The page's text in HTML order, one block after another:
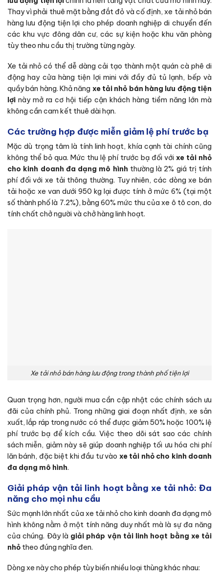
Thay vì phải thuê mặt bằng đắt đỏ và cố định, xe tải nhỏ bán
hàng lưu động tiện lợi cho phép doanh nghiệp di chuyển đến
các khu vực đông dân cư, các sự kiện hoặc khu văn phòng
tùy theo nhu cầu thị trường từng ngày.
Xe tải nhỏ có thể dễ dàng cải tạo thành một quán cà phê di
động hay cửa hàng tiện lợi mini với đầy đủ tủ lạnh, bếp và
quầy bán hàng. Khả năng xe tải nhỏ bán hàng lưu động tiện
lợi này mở ra cơ hội tiếp cận khách hàng tiềm năng lớn mà
không cần cam kết thuê dài hạn.
Các trường hợp được miễn giảm lệ phí trước bạ
Mặc dù trọng tâm là tính linh hoạt, khía cạnh tài chính cũng
không thể bỏ qua. Mức thu lệ phí trước bạ đối với xe tải nhỏ
cho kinh doanh đa dạng mô hình thường là 2% giá trị tính
phí đối với xe tải thông thường. Tuy nhiên, các dòng xe bán
tải hoặc xe van dưới 950 kg lại được tính ở mức 6% (tại một
số thành phố là 7.2%), bằng 60% mức thu của xe ô tô con, do
tính chất chở người và chở hàng linh hoạt.
Xe tải nhỏ bán hàng lưu động trong thành phố tiện lợi
Quan trọng hơn, người mua cần cập nhật các chính sách ưu
đãi của chính phủ. Trong những giai đoạn nhất định, xe sản
xuất, lắp ráp trong nước có thể được giảm 50% hoặc 100% lệ
phí trước bạ để kích cầu. Việc theo dõi sát sao các chính
sách miễn, giảm này sẽ giúp doanh nghiệp tối ưu hóa chi phí
lăn bánh, đặc biệt khi đầu tư vào xe tải nhỏ cho kinh doanh
đa dạng mô hình.
Giải pháp vận tải linh hoạt bằng xe tải nhỏ: Đa
năng cho mọi nhu cầu
Sức mạnh lớn nhất của xe tải nhỏ cho kinh doanh đa dạng mô
hình không nằm ở một tính năng duy nhất mà là sự đa năng
của chúng. Đây là giải pháp vận tải linh hoạt bằng xe tải
nhỏ theo đúng nghĩa đen.
Dòng xe này cho phép tùy biến nhiều loại thùng khác nhau: